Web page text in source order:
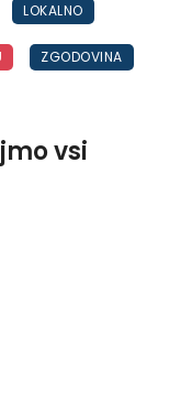
LOKALNO
ZGODOVINA
vsi